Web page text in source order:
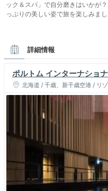
ック＆スパ」で自分磨きはいかが
っぷりの美しい姿で旅を楽しみま
詳細情報
ポルトム インターナショ
北海道 / 千歳、新千歳空港 / リ